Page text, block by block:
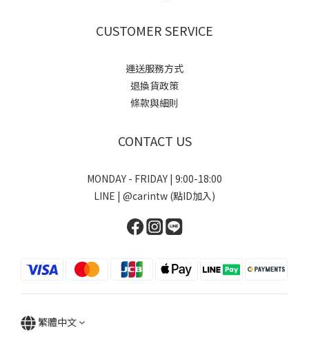
CUSTOMER SERVICE
運送服務方式
退換貨政策
條款與細則
CONTACT US
MONDAY - FRIDAY | 9:00-18:00
LINE | @carintw (點ID加入)
繁體中文